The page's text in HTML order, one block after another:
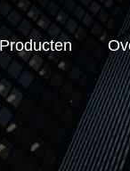
Producten